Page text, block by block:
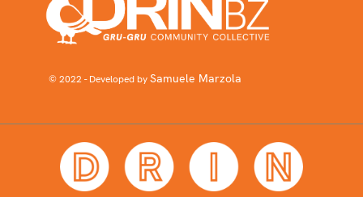
© 2022 - Developed bySamuele Marzola